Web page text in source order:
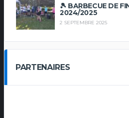
🎾 BARBECUE DE
2024/2025
2 SEPTEMBRE 2025
PARTENAIRES